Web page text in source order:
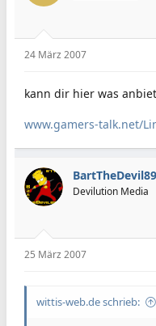
24 März 2007
kann dir hier was
www.gamers-talk.net/
BartTheDevil89
Devilution Media
25 März 2007
wittis-web.de schrieb: